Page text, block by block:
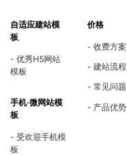
自适应建站模
板
优秀H5网站
模板
手机·微网站模
板
受欢迎手机模
板
价格
收费方案
建站流程
常见问题
产品优势